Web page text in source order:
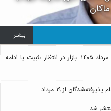
بيشتر ...
پیش بینی قیمت طلا، سکه و دلار شنبه ۱۷ مرداد ۱۴۰۵. بازار در انتظار تثبیت یا ادامه
از ۱۹ مرداد
شد